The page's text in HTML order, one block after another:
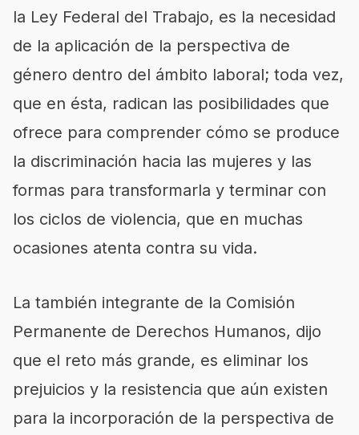
la Ley Federal del Trabajo, es la necesidad
de la aplicación de la perspectiva de
género dentro del ámbito laboral; toda vez,
que en ésta, radican las posibilidades que
ofrece para comprender cómo se produce
la discriminación hacia las mujeres y las
formas para transformarla y terminar con
los ciclos de violencia, que en muchas
ocasiones atenta contra su vida.
La también integrante de la Comisión
Permanente de Derechos Humanos, dijo
que el reto más grande, es eliminar los
prejuicios y la resistencia que aún existen
para la incorporación de la perspectiva de